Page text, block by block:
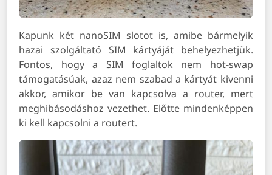
Kapunk két nanoSIM slotot is, amibe bármelyik
hazai szolgáltató SIM kártyáját behelyezhetjük.
Fontos, hogy a SIM foglaltok nem hot-swap
támogatásúak, azaz nem szabad a kártyát kivenni
akkor, amikor be van kapcsolva a router, mert
meghibásodáshoz vezethet. Előtte mindenképpen
ki kell kapcsolni a routert.